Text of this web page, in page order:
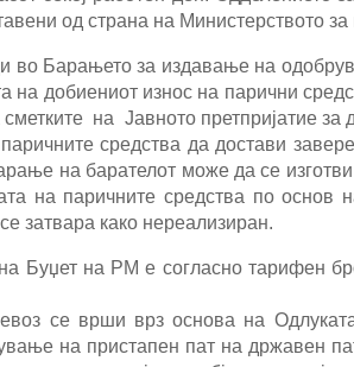
од страна на Министерството
во Барањето за издавање на
добиениот износ на парични
на Јавното претпријатие
средства да достави
на барателот може да се
на паричните средства по
затвара како нереализиран.
Буџет на РМ е согласно тарифен
се врши врз основа на
на пристапен пат на државен